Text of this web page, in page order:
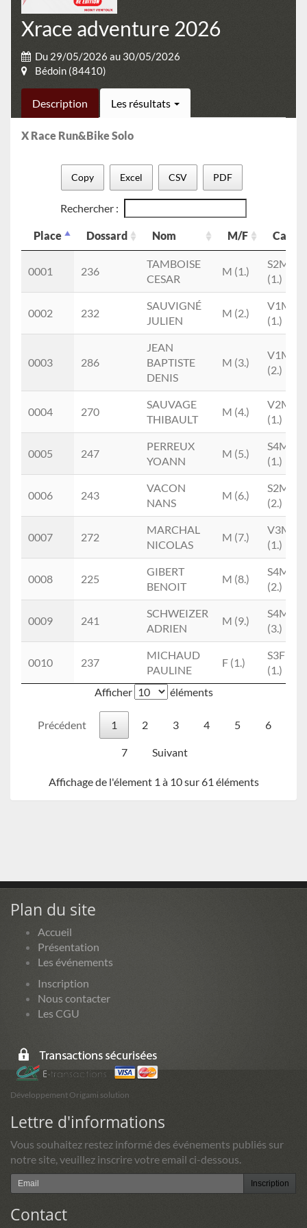
Xrace adventure 2026
Du 29/05/2026 au 30/05/2026
Bédoin (84410)
Description Les résultats
X Race Run&Bike Solo
Copy Excel CSV PDF
Rechercher :
Place Dossard Nom M/F
Cat.
Nom
Cat.
0001
236
TAMBOISE
CESAR
M (1.)
S2M
(1.)
0002 232
SAUVIGNÉ
JULIEN
M (2.)
V1M
(1.)
0003 286
JEAN
BAPTISTE
DENIS
M (3.)
V1M
(2.)
0004 270
SAUVAGE
THIBAULT
M (4.)
V2M
(1.)
0005 247
PERREUX
YOANN
M (5.)
S4M
(1.)
0006 243
VACON
NANS
M (6.)
S2M
(2.)
0007 272
MARCHAL
NICOLAS
M (7.)
V3M
(1.)
0008 225
GIBERT
BENOIT
M (8.)
S4M
(2.)
0009 241
SCHWEIZER
ADRIEN
M (9.)
S4M
(3.)
0010 237
MICHAUD
PAULINE
F (1.)
S3F
(1.)
Afficher
éléments
Précédent 1 2 3 4 5 6
7 Suivant
Affichage de l'élement 1 à 10 sur 61 éléments
Plan du site
Accueil
Présentation
Les événements
Inscription
Nous contacter
Les CGU
Développement Origami solution
Lettre d'informations
Vous souhaitez restez informé des événements publiés sur
notre site, veuillez inscrire votre email ci-dessous.
Inscription
Contact